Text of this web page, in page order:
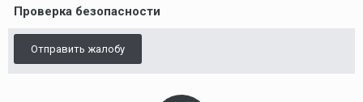
Проверка безопасности
Отправить жалобу